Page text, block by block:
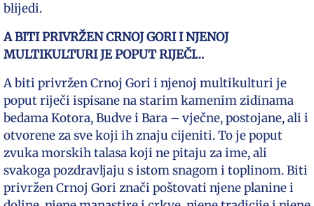
blijedi.
A BITI PRIVRŽEN CRNOJ GORI I NJENOJ
MULTIKULTURI JE POPUT RIJEČI…
A biti privržen Crnoj Gori i njenoj multikulturi je
poput riječi ispisane na starim kamenim zidinama
bedama Kotora, Budve i Bara – vječne, postojane, ali i
otvorene za sve koji ih znaju cijeniti. To je poput
zvuka morskih talasa koji ne pitaju za ime, ali
svakoga pozdravljaju s istom snagom i toplinom. Biti
privržen Crnoj Gori znači poštovati njene planine i